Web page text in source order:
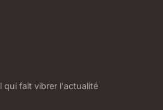
qui fait vibrer l'actualité